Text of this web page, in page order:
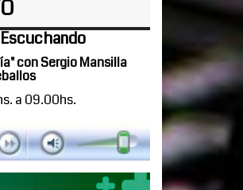
con Sergio Mansilla
a 09.00hs.